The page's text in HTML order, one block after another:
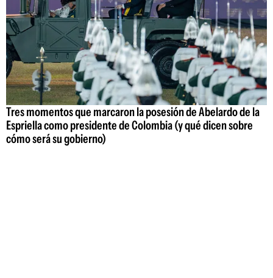
Tres momentos que marcaron la posesión de Abelardo de la
Espriella como presidente de Colombia (y qué dicen sobre
cómo será su gobierno)